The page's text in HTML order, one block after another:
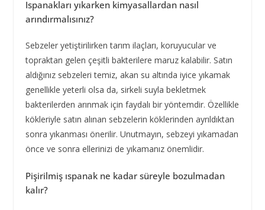
Ispanakları yıkarken kimyasallardan nasıl
arındırmalısınız?
Sebzeler yetiştirilirken tarım ilaçları, koruyucular ve
topraktan gelen çeşitli bakterilere maruz kalabilir. Satın
aldığınız sebzeleri temiz, akan su altında iyice yıkamak
genellikle yeterli olsa da, sirkeli suyla bekletmek
bakterilerden arınmak için faydalı bir yöntemdir. Özellikle
kökleriyle satın alınan sebzelerin köklerinden ayrıldıktan
sonra yıkanması önerilir. Unutmayın, sebzeyi yıkamadan
önce ve sonra ellerinizi de yıkamanız önemlidir.
Pişirilmiş ıspanak ne kadar süreyle bozulmadan
kalır?